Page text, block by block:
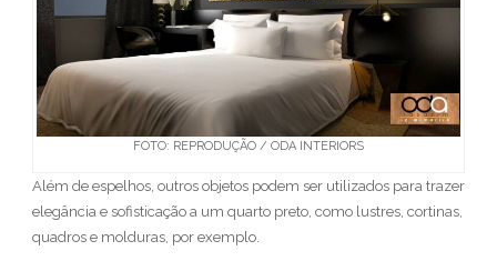
FOTO: REPRODUÇÃO / ODA INTERIORS
Além de espelhos, outros objetos podem ser utilizados para trazer
elegância e sofisticação a um quarto preto, como lustres, cortinas,
quadros e molduras, por exemplo.